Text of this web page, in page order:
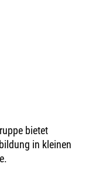
bietet
in kleinen